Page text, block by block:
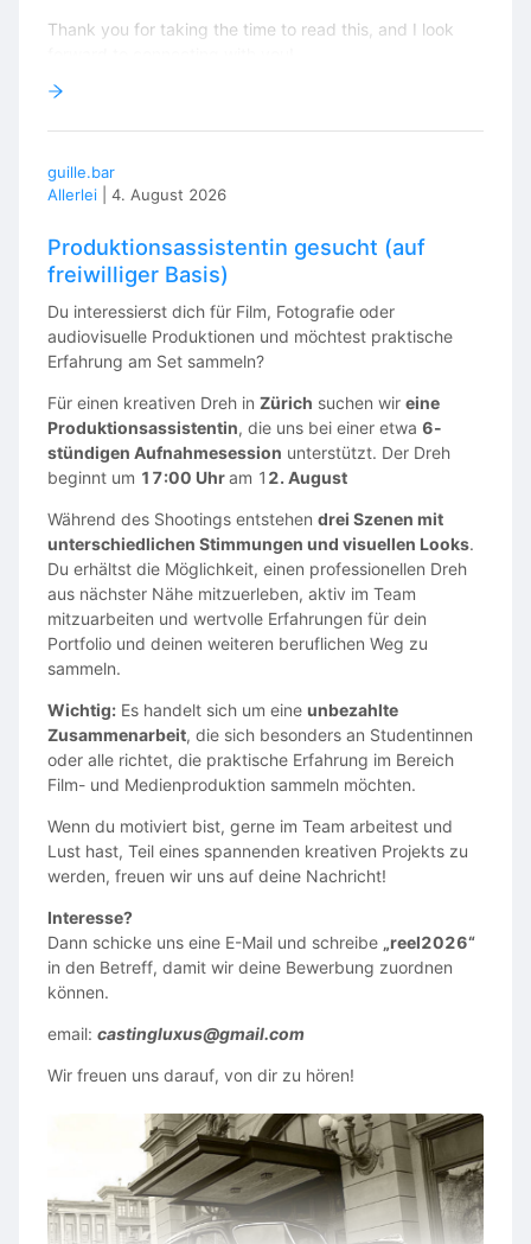
Thank you for taking the time to read this, and I look
Aurora
Email: aurora.gaechter@gmail.com
guille.bar
Allerlei
4. August 2026
Produktionsassistentin gesucht (auf
freiwilliger Basis)
Du interessierst dich für Film, Fotografie oder
audiovisuelle Produktionen und möchtest praktische
Erfahrung am Set sammeln?
Für einen kreativen Dreh in Zürich suchen wir eine
Produktionsassistentin, die uns bei einer etwa 6-
stündigen Aufnahmesession unterstützt. Der Dreh
beginnt um 17:00 Uhram 1 2. August
Während des Shootings entstehen drei Szenen mit
unterschiedlichen Stimmungen und visuellen Looks.
Du erhältst die Möglichkeit, einen professionellen Dreh
aus nächster Nähe mitzuerleben, aktiv im Team
mitzuarbeiten und wertvolle Erfahrungen für dein
Portfolio und deinen weiteren beruflichen Weg zu
sammeln.
Wichtig: Es handelt sich um eine unbezahlte
Zusammenarbeit, die sich besonders an Studentinnen
oder alle richtet, die praktische Erfahrung im Bereich
Film- und Medienproduktion sammeln möchten.
Wenn du motiviert bist, gerne im Team arbeitest und
Lust hast, Teil eines spannenden kreativen Projekts zu
werden, freuen wir uns auf deine Nachricht!
Interesse?
Dann schicke uns eine E-Mail und schreibe „reel2026“
in den Betreff, damit wir deine Bewerbung zuordnen
können.
email: castingluxus@gmail.com
Wir freuen uns darauf, von dir zu hören!